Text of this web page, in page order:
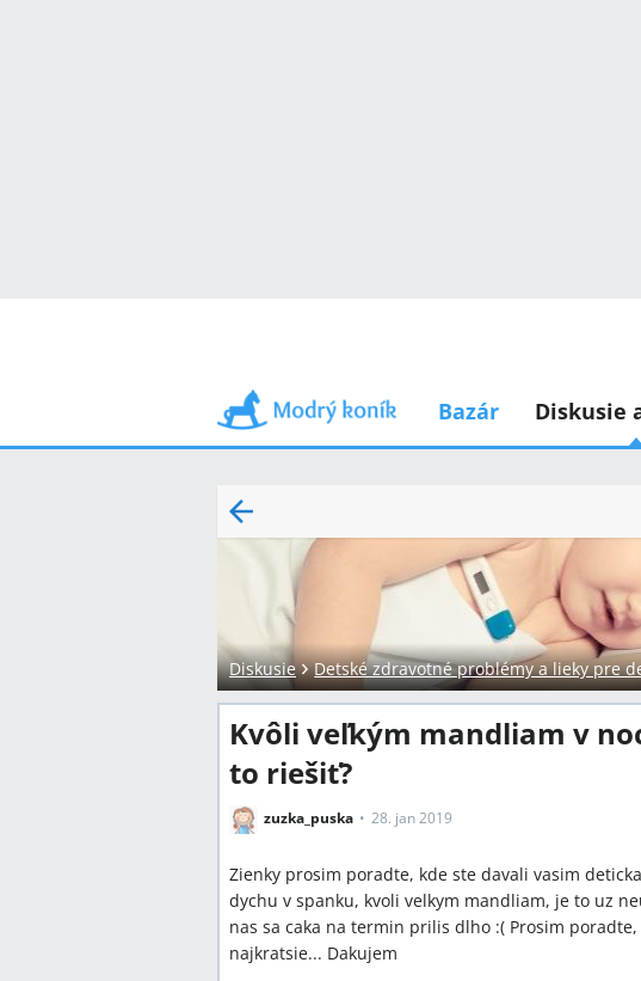
Bazár Diskusie
Diskusie Detské zdravotné problémy a lieky pre
Kvôli veľkým mandliam v
to riešiť?
zuzka_puska 28. jan 2019
Zienky prosim poradte, kde ste davali vasim
dychu v spanku, kvoli velkym mandliam, je to uz
nas sa caka na termin prilis dlho :( Prosim
najkratsie... Dakujem